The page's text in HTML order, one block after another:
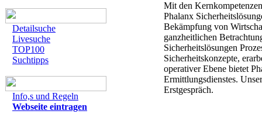
Detailsuche
Livesuche
TOP100
Suchtipps
Info,s und Regeln
Webseite eintragen
Mit den
Phalanx
Bekämpfung von
ganzheitlichen
Sicherheitslösungen
Sicherheitskonzepte,
operativer Ebene bietet
Ermittlungsdienstes.
Erstgespräch.